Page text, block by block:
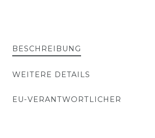
BESCHREIBUNG
WEITERE DETAILS
EU-VERANTWORTLICHER